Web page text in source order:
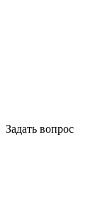
Задать вопрос